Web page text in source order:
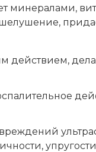
минералами,
действием,